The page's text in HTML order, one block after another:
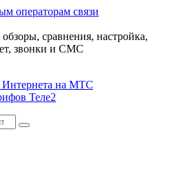
операторам связи
сравнения, настройка,
звонки и СМС
Интернета на МТС
Теле2